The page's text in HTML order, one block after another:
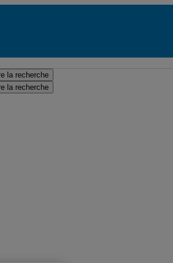
la recherche
la recherche